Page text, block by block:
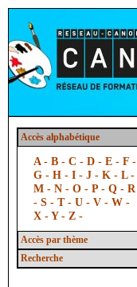
Accès alphabétique
A - B - C - D - E - F -
G - H - I - J - K - L -
M - N - O - P - Q - R
- S - T - U - V - W -
X -Y - Z -
Accès par thème
Recherche